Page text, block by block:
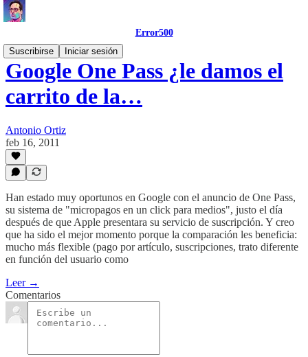
Error500
Suscribirse
Iniciar sesión
Google One Pass ¿le damos el
carrito de la…
Antonio Ortiz
feb 16, 2011
Han estado muy oportunos en Google con el anuncio de One Pass,
su sistema de "micropagos en un click para medios", justo el día
después de que Apple presentara su servicio de suscripción. Y creo
que ha sido el mejor momento porque la comparación les beneficia:
mucho más flexible (pago por artículo, suscripciones, trato diferente
en función del usuario como
Leer →
Comentarios